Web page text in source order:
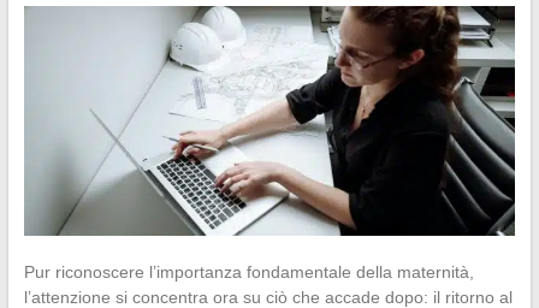
Pur riconoscere l’importanza fondamentale della maternità,
l’attenzione si concentra ora su ciò che accade dopo: il ritorno al